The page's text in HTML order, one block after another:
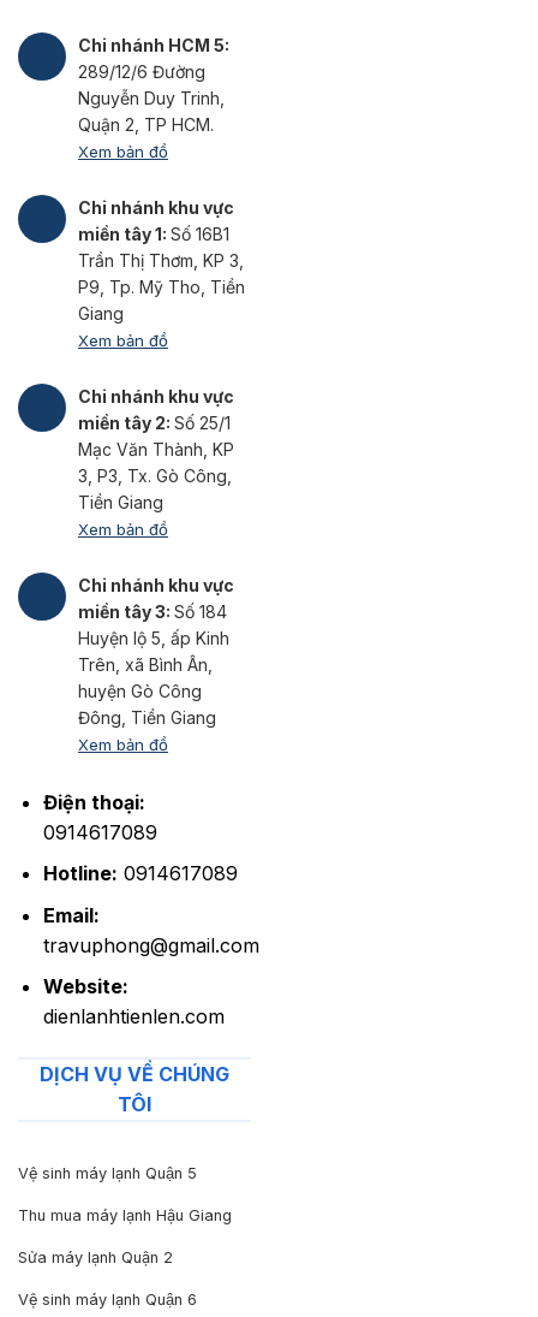
Chi nhánh HCM 5:
289/12/6 Đường
Nguyễn Duy Trinh,
Quận 2, TP HCM.
Xem bản đồ
Chi nhánh khu vực
miền tây 1: Số 16B1
Trần Thị Thơm, KP 3,
P9, Tp. Mỹ Tho, Tiền
Giang
Xem bản đồ
Chi nhánh khu vực
miền tây 2: Số 25/1
Mạc Văn Thành, KP
3, P3, Tx. Gò Công,
Tiền Giang
Xem bản đồ
Chi nhánh khu vực
miền tây 3: Số 184
Huyện lộ 5, ấp Kinh
Trên, xã Bình Ân,
huyện Gò Công
Đông, Tiền Giang
Xem bản đồ
Điện thoại:
0914617089
Hotline: 0914617089
Email:
travuphong@gmail.com
Website:
dienlanhtienlen.com
DỊCH VỤ VỀ CHÚNG
TÔI
Vệ sinh máy lạnh Quận 5
Thu mua máy lạnh Hậu Giang
Sửa máy lạnh Quận 2
Vệ sinh máy lạnh Quận 6